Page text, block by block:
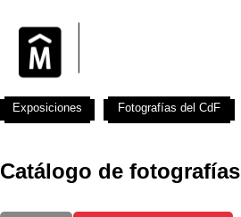
Catálogo de fotografías
Exposiciones Fotografías del CdF